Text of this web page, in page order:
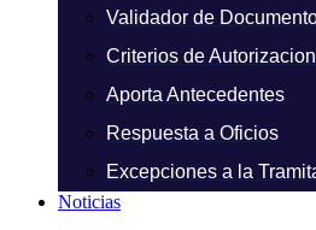
Validador de
Criterios de
Aporta Antecedentes
Respuesta a Oficios
Excepciones a la
Noticias